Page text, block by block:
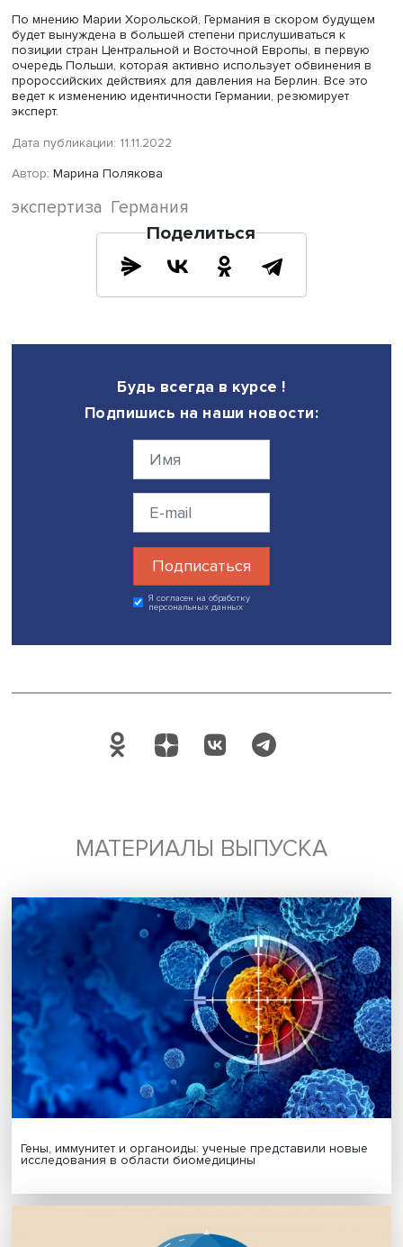
Внутриполитическая жизнь характеризуется ростом
поддержки партии «Союз 90 / Зеленые», которая
наиболее жесткой критикой Москвы. Этому
личности сопредседателей партии Анналены Бербок и
Роберта Хабека. Эти двое политиков сейчас очень
популярны, они всегда в новостной повестке, что
их постами: Бербок — министр иностранных дел, Хабек
министр экономики и проблем изменения климата.
Избирателям импонирует активная экологическая
Бербок. Их отход от традиционной политической линии
привлекает избирателей, говорит Мария Хорольская.
Поддержка остальных политических партий снижается,
числе СДПГ, к которой принадлежит Олаф Шольц.
не нравится сдержанность нового канцлера: он не
политики. Здесь также происходят серьезные
бундесвера, и в этом году появится национальная
безопасности. Во-вторых, Германия отказывается от
медиатора в отношениях России и Европы. Свою роль
укрепление отношений с США в сфере военных
привело к негативным тенденциям во франко-
По мнению Марии Хорольской, Германия в скором
будет вынуждена в большей степени прислушиваться к
позиции стран Центральной и Восточной Европы, в
очередь Польши, которая активно использует
ведет к изменению идентичности Германии, резюмирует
Марина Полякова
Будь всегда в курсе !
Подпишись на наши новости:
Подписаться
персональных данных